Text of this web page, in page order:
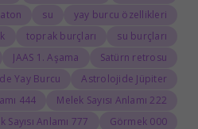
yay burcu özellikleri
su
su burçları
toprak burçları
Satürn retrosu
JAAS 1. Aşama
Astrolojide Jüpiter
Yay Burcu
222 Melek Sayısı Anlamı
444 Melek Sayısı Anlamı
000 Görmek
777 Melek Sayısı Anlamı